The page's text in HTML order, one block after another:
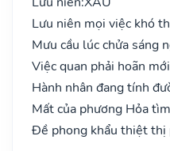
Lưu niên mọi việc khó
Mưu cầu lúc chửa sáng
Việc quan phải hoãn
Hành nhân đang tính
Mất của phương Hỏa
Đề phong khẩu thiệt thị